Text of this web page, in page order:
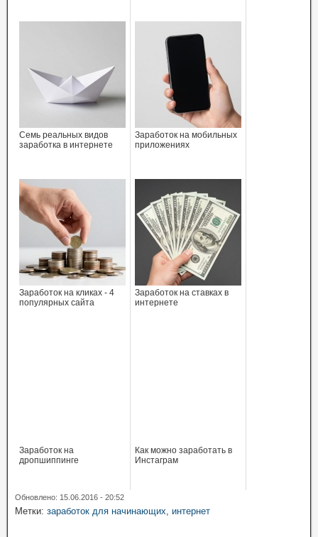
Семь реальных видов
заработка в интернете
Заработок на мобильных
приложениях
Заработок на кликах - 4
популярных сайта
Заработок на ставках в
интернете
Заработок на
дропшиппинге
Как можно заработать в
Инстаграм
Обновлено: 15.06.2016 - 20:52
Метки: заработок для начинающих, интернет